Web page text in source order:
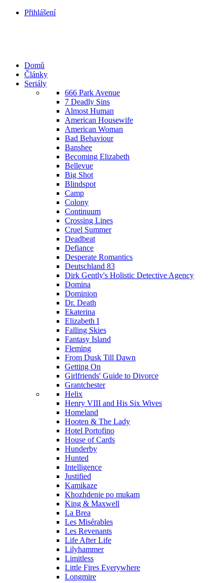
Přihlášení
Domů
Články
Seriály
666 Park Avenue
7 Deadly Sins
Almost Human
American Housewife
American Woman
Bad Behaviour
Banshee
Becoming Elizabeth
Bellevue
Big Shot
Blindspot
Camp
Colony
Continuum
Crossing Lines
Cruel Summer
Deadbeat
Defiance
Desperate Romantics
Deutschland 83
Dirk Gently's Holistic Detective Agency
Domina
Dominion
Dr. Death
Ekaterina
Elizabeth I
Falling Skies
Fantasy Island
Fleming
From Dusk Till Dawn
Getting On
Girlfriends' Guide to Divorce
Grantchester
Helix
Henry VIII and His Six Wives
Homeland
Hooten & The Lady
Hotel Portofino
House of Cards
Hunderby
Hunted
Intelligence
Justified
Kamikaze
Khozhdenie po mukam
King & Maxwell
La Brea
Les Misérables
Les Revenants
Life After Life
Lilyhammer
Limitless
Little Fires Everywhere
Longmire